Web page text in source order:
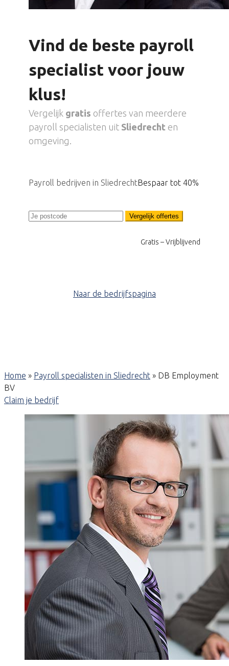
Vind de beste payroll
specialist voor jouw
klus!
Vergelijk gratis offertes van meerdere
payroll specialisten uit Sliedrecht en
omgeving.
Payroll bedrijven in SliedrechtBespaar tot 40%
Vergelijk offertes
Gratis – Vrijblijvend
Naar de bedrijfspagina
Home » Payroll specialisten in Sliedrecht » DB Employment
BV
Claim je bedrijf